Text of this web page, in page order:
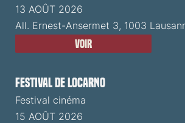
13 AOÛT 2026
All. Ernest-Ansermet 3, 1003
Voir
Festival de Locarno
Festival cinéma
15 AOÛT 2026